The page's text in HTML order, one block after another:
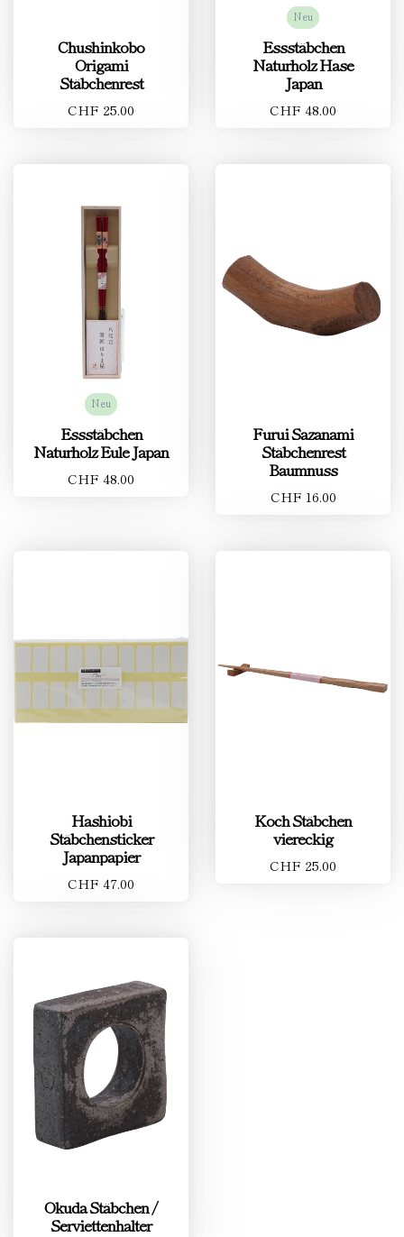
Chushinkobo
Origami
Stäbchenrest
CHF 25.00
Neu
Essstäbchen
Naturholz Hase
Japan
CHF 48.00
Neu
Essstäbchen
Naturholz Eule Japan
CHF 48.00
Furui Sazanami
Stäbchenrest
Baumnuss
CHF 16.00
Hashiobi
Stäbchensticker
Japanpapier
CHF 47.00
Koch Stäbchen
viereckig
CHF 25.00
Okuda Stäbchen /
Serviettenhalter